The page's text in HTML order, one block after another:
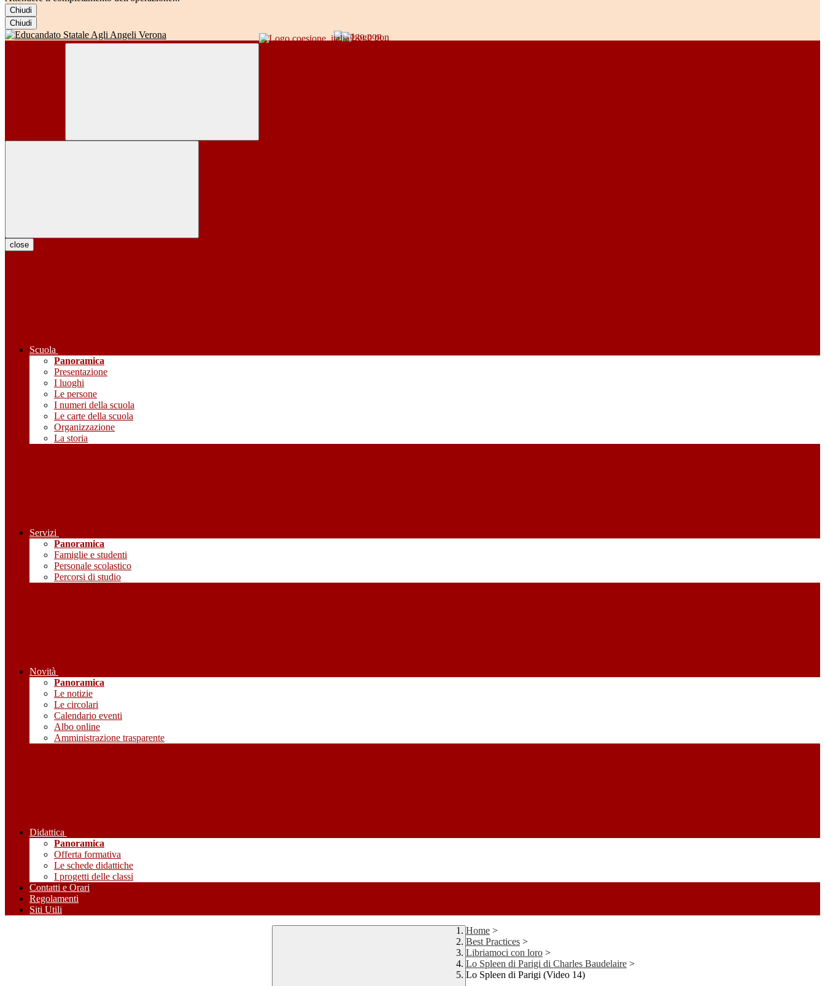
Chiudi
Chiudi
close
Scuola
Panoramica
Presentazione
I luoghi
Le persone
I numeri della scuola
Le carte della scuola
Organizzazione
La storia
Servizi
Panoramica
Famiglie e studenti
Personale scolastico
Percorsi di studio
Novità
Panoramica
Le notizie
Le circolari
Calendario eventi
Albo online
Amministrazione trasparente
Didattica
Panoramica
Offerta formativa
Le schede didattiche
I progetti delle classi
Contatti e Orari
Regolamenti
Siti Utili
Home >
Best Practices >
Libriamoci con loro >
Lo Spleen di Parigi di Charles Baudelaire >
Lo Spleen di Parigi (Video 14)